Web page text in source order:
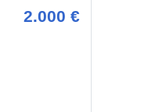
2.000 €